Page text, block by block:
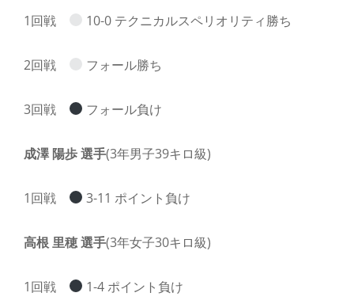
1回戦 10-0 テクニカルスペリオリティ勝ち
2回戦 フォール勝ち
3回戦 フォール負け
成澤 陽歩 選手(3年男子39キロ級)
1回戦 3-11 ポイント負け
高根 里穂 選手(3年女子30キロ級)
1回戦 1-4 ポイント負け